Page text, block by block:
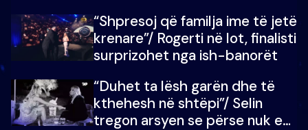
mban dot lotët: Nuk meritoj…
“Shpresoj që familja ime të jetë
krenare”/ Rogerti në lot, finalisti
surprizohet nga ish-banorët
“Duhet ta lësh garën dhe të
kthehesh në shtëpi”/ Selin
tregon arsyen se përse nuk e